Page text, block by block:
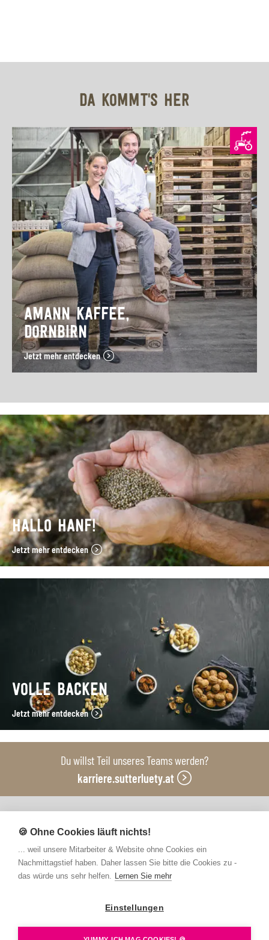
DA KOMMT'S HER
AMANN KAFFEE,
DORNBIRN
Jetzt mehr entdecken
HALLO HANF!
Jetzt mehr entdecken
VOLLE BACKEN
Jetzt mehr entdecken
Du willst Teil unseres Teams werden?
karriere.sutterluety.at
Unsere Produktionsbetriebe
Newsletter abonnieren
Hinweisgebersystem
🍪 Ohne Cookies läuft nichts!
... weil unsere Mitarbeiter & Website ohne Cookies ein
Nachmittagstief haben. Daher lassen Sie bitte die Cookies zu -
das würde uns sehr helfen. Lernen Sie mehr
Einstellungen